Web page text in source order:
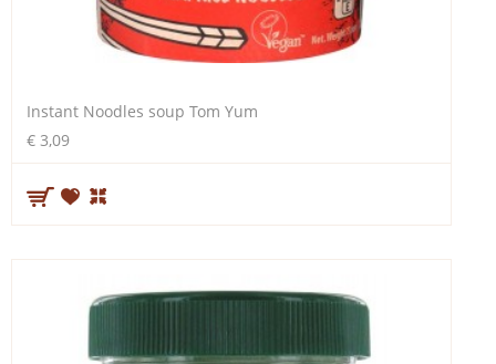
Instant Noodles soup Tom Yum
€ 3,09